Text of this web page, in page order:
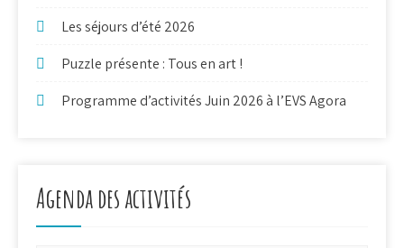
Les séjours d’été 2026
Puzzle présente : Tous en art !
Programme d’activités Juin 2026 à l’EVS Agora
Agenda des activités